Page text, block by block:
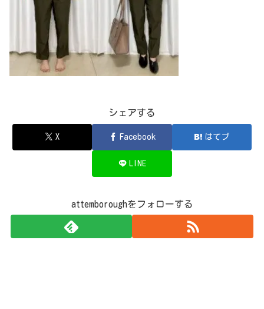
シェアする
X Facebook はてブ
LINE
attemboroughをフォローする